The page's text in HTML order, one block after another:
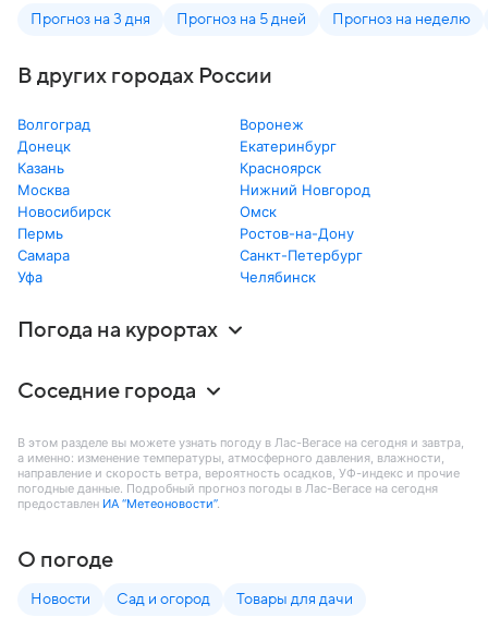
Прогноз на 3 дня Прогноз на 5 дней Прогноз на неделю
В других городах России
Волгоград
Воронеж
Донецк
Екатеринбург
Казань
Красноярск
Москва
Нижний Новгород
Новосибирск
Омск
Пермь
Ростов-на-Дону
Самара
Санкт-Петербург
Уфа
Челябинск
Погода на курортах
Соседние города
В этом разделе вы можете узнать погоду в Лас-Вегасе на сегодня и завтра,
а именно: изменение температуры, атмосферного давления, влажности,
направление и скорость ветра, вероятность осадков, УФ-индекс и прочие
погодные данные. Подробный прогноз погоды в Лас-Вегасе на сегодня
предоставлен ИА “Метеоновости”.
О погоде
Новости Сад и огород Товары для дачи